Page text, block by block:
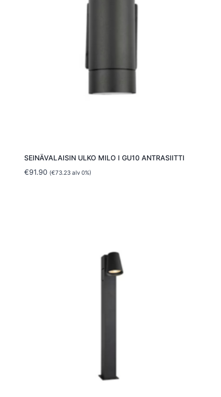
SEINÄVALAISIN ULKO MILO I GU10 ANTRASIITTI
€91.90 (€73.23alv 0%)